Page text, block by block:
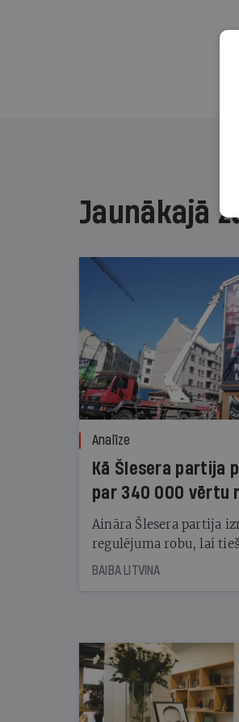
Jaunākajā
Analīze
Kā Šlesera partija
par 340 000 vērtu
kampaņu
Aināra Šlesera partija
regulējuma robu, lai
starta izreklamētos par
BAIBA LITVINA